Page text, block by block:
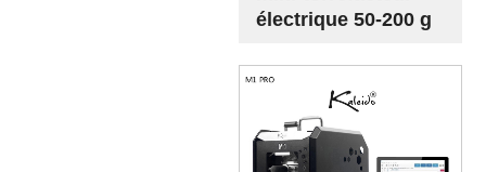
électrique 50-200 g